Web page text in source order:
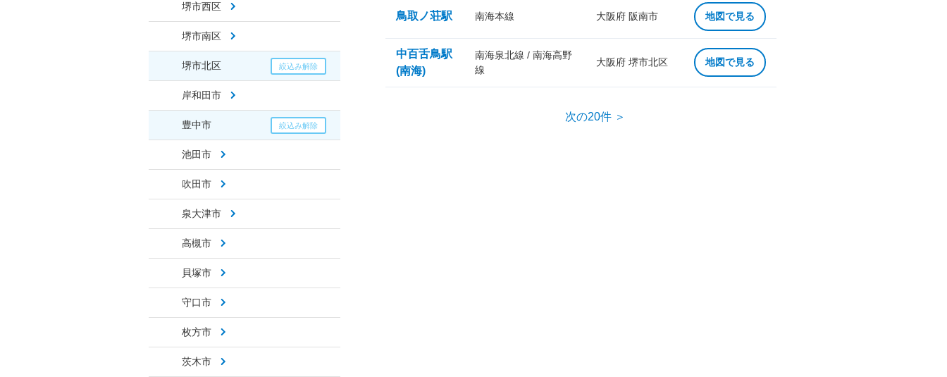
堺市西区
堺市南区
堺市北区
岸和田市
豊中市
池田市
吹田市
泉大津市
高槻市
貝塚市
守口市
枚方市
茨木市
鳥取ノ荘駅 南海本線 大阪府 阪南市 地図で見る
中百舌鳥駅
(南海)
南海泉北線 / 南海高野
線
大阪府 堺市北区 地図で見る
次の20件 ＞